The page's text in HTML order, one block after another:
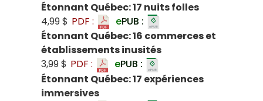
Étonnant Québec: 17 nuits folles
4,99 $ PDF : ePUB :
Étonnant Québec: 16 commerces et
établissements inusités
3,99 $ PDF : ePUB :
Étonnant Québec: 17 expériences
immersives